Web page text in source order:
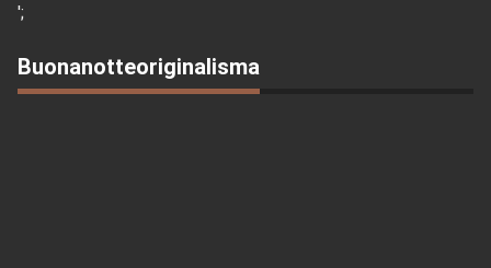
';
Buonanotteoriginalisma